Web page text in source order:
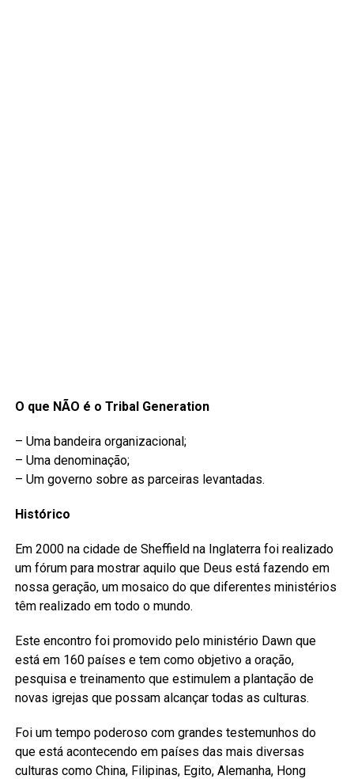
O que NÃO é o Tribal Generation
– Uma bandeira organizacional;
– Uma denominação;
– Um governo sobre as parceiras levantadas.
Histórico
Em 2000 na cidade de Sheffield na Inglaterra foi realizado
um fórum para mostrar aquilo que Deus está fazendo em
nossa geração, um mosaico do que diferentes ministérios
têm realizado em todo o mundo.
Este encontro foi promovido pelo ministério Dawn que
está em 160 países e tem como objetivo a oração,
pesquisa e treinamento que estimulem a plantação de
novas igrejas que possam alcançar todas as culturas.
Foi um tempo poderoso com grandes testemunhos do
que está acontecendo em países das mais diversas
culturas como China, Filipinas, Egito, Alemanha, Hong